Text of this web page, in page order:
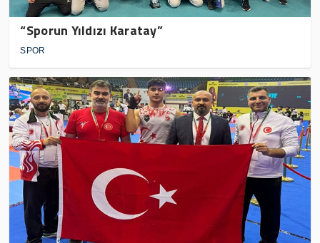
“Sporun Yıldızı Karatay”
SPOR